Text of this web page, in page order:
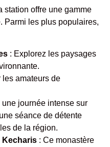
station offre une gamme
Parmi les plus populaires,
: Explorez les paysages
les amateurs de
une journée intense sur
séance de détente
de la région.
Kecharis : Ce monastère